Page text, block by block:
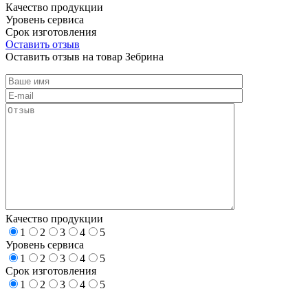
Качество продукции
Уровень сервиса
Срок изготовления
Оставить отзыв
Оставить отзыв на товар Зебрина
Качество продукции
1
2 3 4
5
Уровень сервиса
1
2 3 4
5
Срок изготовления
1
2 3 4
5